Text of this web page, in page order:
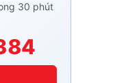
30 phút